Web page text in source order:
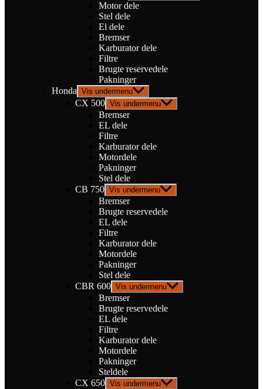
Motor dele
Stel dele
El dele
Bremser
Karburator dele
Filtre
Brugte reservedele
Pakninger
Honda Vis undermenu
CX 500 Vis undermenu
Bremser
EL dele
Filtre
Karburator dele
Motordele
Pakninger
Stel dele
CB 750 Vis undermenu
Bremser
Brugte reservedele
EL dele
Filtre
Karburator dele
Motordele
Pakninger
Stel dele
CBR 600 Vis undermenu
Bremser
Brugte reservedele
EL dele
Filtre
Karburator dele
Motordele
Pakninger
Steldele
CX 650 Vis undermenu